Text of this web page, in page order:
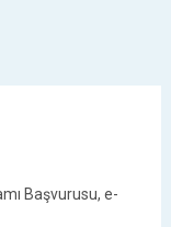
Başvurusu, e-